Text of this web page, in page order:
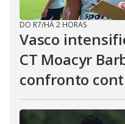
DO R7/HÁ 2 HORAS
Vasco
CT Moacyr
confronto